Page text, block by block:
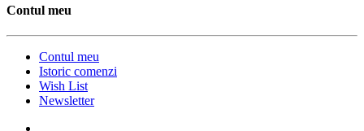
Contul meu
Contul meu
Istoric comenzi
Wish List
Newsletter